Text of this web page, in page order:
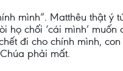
mình”. Matthêu thật ý
chối ‘cái mình’
đi cho chính mình,
phải mất.